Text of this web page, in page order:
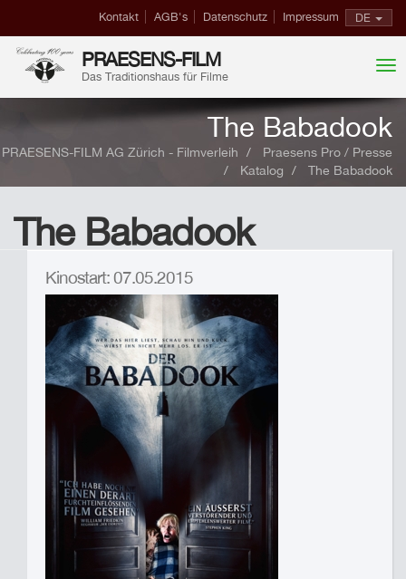
DE
Kontakt AGB's Datenschutz Impressum
PRAESENS-FILM
Das Traditionshaus für Filme
The Babadook
PRAESENS-FILM AG Zürich - Filmverleih
Praesens Pro / Presse
Katalog
The Babadook
The Babadook
Kinostart: 07.05.2015